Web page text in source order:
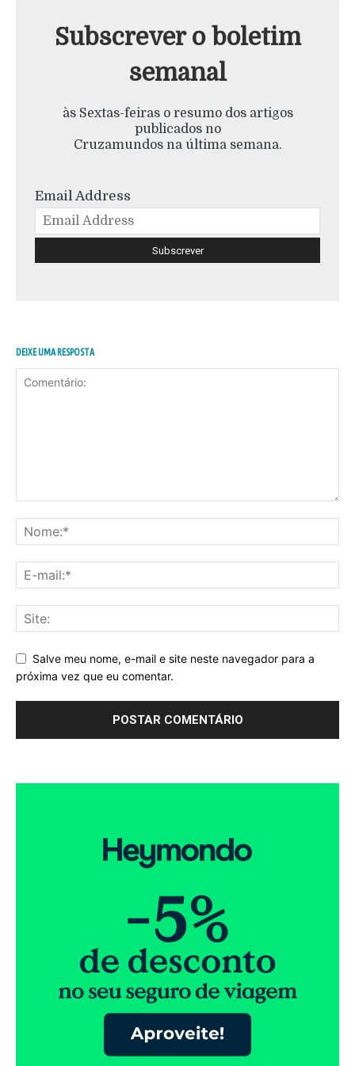
Subscrever o boletim
semanal
às Sextas-feiras o resumo dos artigos
publicados no
Cruzamundos na última semana.
Email Address
DEIXE UMA RESPOSTA
Salve meu nome, e-mail e site neste navegador para a
próxima vez que eu comentar.